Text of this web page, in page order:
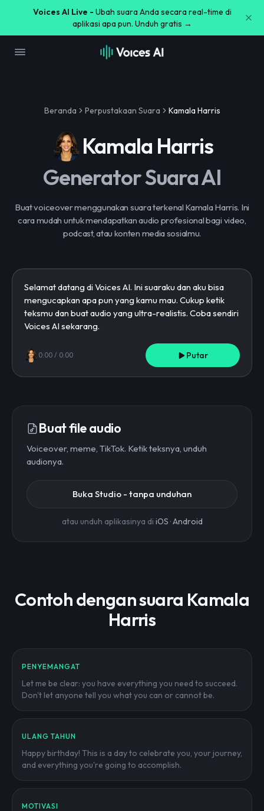
Voices AI Live - Ubah suara Anda secara real-time di
aplikasi apa pun. Unduh gratis →
Beranda Perpustakaan Suara Kamala Harris
Kamala Harris
Generator Suara AI
Buat voiceover menggunakan suara terkenal Kamala Harris. Ini
cara mudah untuk mendapatkan audio profesional bagi video,
podcast, atau konten media sosialmu.
0:00 / 0:00 Putar
Buat file audio
Voiceover, meme, TikTok. Ketik teksnya, unduh
audionya.
Buka Studio - tanpa unduhan
atau unduh aplikasinya di iOS ·Android
Contoh dengan suara Kamala
Harris
PENYEMANGAT
Let me be clear: you have everything you need to succeed.
Don't let anyone tell you what you can or cannot be.
ULANG TAHUN
Happy birthday! This is a day to celebrate you, your journey,
and everything you're going to accomplish.
MOTIVASI